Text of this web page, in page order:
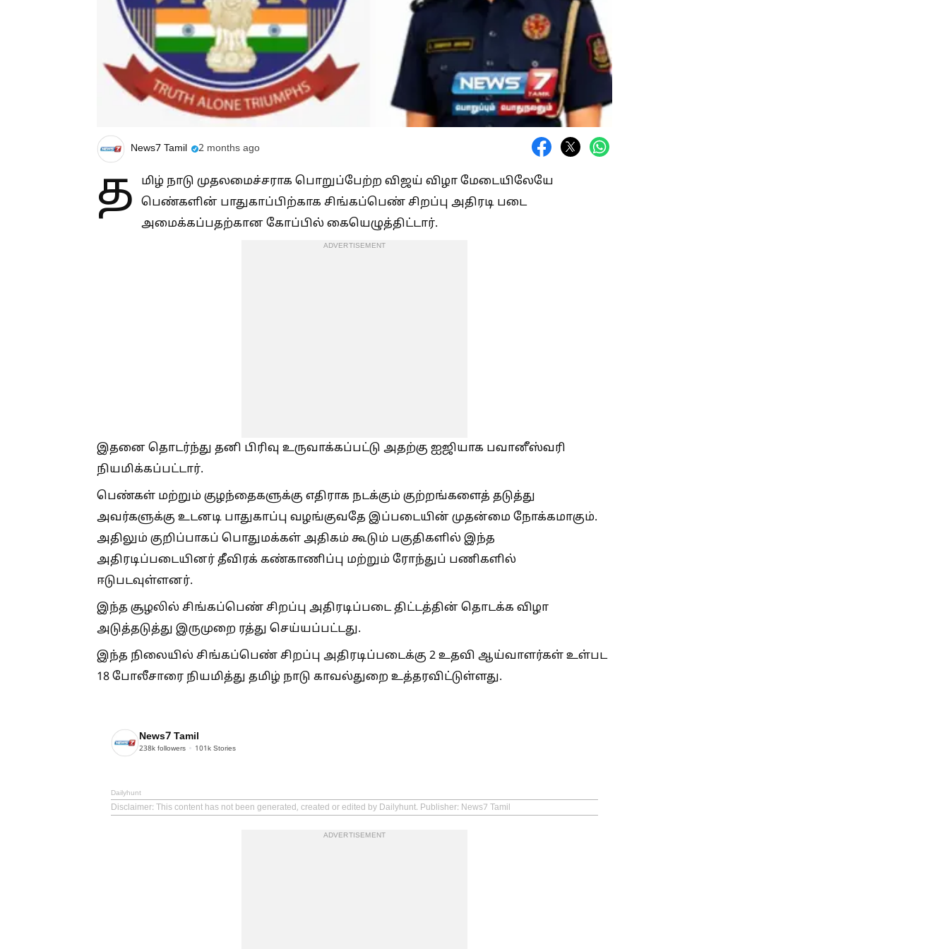
News7 Tamil 2 months ago
த
மிழ் நாடு முதலமைச்சராக பொறுப்பேற்ற விஜய் விழா மேடையிலேயே
பெண்களின் பாதுகாப்பிற்காக சிங்கப்பெண் சிறப்பு அதிரடி படை
அமைக்கப்பதற்கான கோப்பில் கையெழுத்திட்டார்.
ADVERTISEMENT
இதனை தொடர்ந்து தனி பிரிவு உருவாக்கப்பட்டு அதற்கு ஐஜியாக பவானீஸ்வரி
நியமிக்கப்பட்டார்.
பெண்கள் மற்றும் குழந்தைகளுக்கு எதிராக நடக்கும் குற்றங்களைத் தடுத்து
அவர்களுக்கு உடனடி பாதுகாப்பு வழங்குவதே இப்படையின் முதன்மை நோக்கமாகும்.
அதிலும் குறிப்பாகப் பொதுமக்கள் அதிகம் கூடும் பகுதிகளில் இந்த
அதிரடிப்படையினர் தீவிரக் கண்காணிப்பு மற்றும் ரோந்துப் பணிகளில்
ஈடுபடவுள்ளனர்.
இந்த சூழலில் சிங்கப்பெண் சிறப்பு அதிரடிப்படை திட்டத்தின் தொடக்க விழா
அடுத்தடுத்து இருமுறை ரத்து செய்யப்பட்டது.
இந்த நிலையில் சிங்கப்பெண் சிறப்பு அதிரடிப்படைக்கு 2 உதவி ஆய்வாளர்கள் உள்பட
18 போலீசாரை நியமித்து தமிழ் நாடு காவல்துறை உத்தரவிட்டுள்ளது.
News7 Tamil
238k followers 101k Stories
Dailyhunt
Disclaimer: This content has not been generated, created or edited by Dailyhunt. Publisher: News7 Tamil
ADVERTISEMENT